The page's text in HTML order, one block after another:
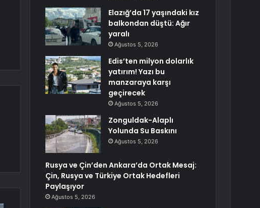
Elazığ’da 17 yaşındaki kız
balkondan düştü: Ağır
yaralı
Ağustos 5, 2026
Edis’ten milyon dolarlık
yatırım! Yazı bu
manzaraya karşı
geçirecek
Ağustos 5, 2026
Zonguldak-Alaplı
Yolunda Su Baskını
Ağustos 5, 2026
Rusya ve Çin’den Ankara’da Ortak Mesaj:
Çin, Rusya ve Türkiye Ortak Hedefleri
Paylaşıyor
Ağustos 5, 2026